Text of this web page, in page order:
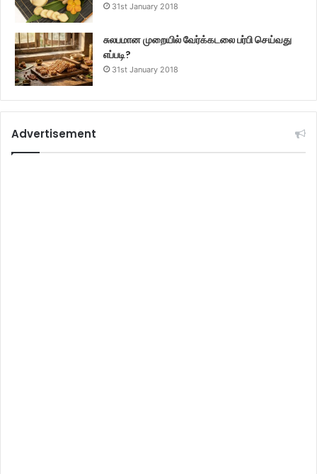
31st January 2018
சுலபமான முறையில் வேர்க்கடலை பர்பி செய்வது
எப்படி?
31st January 2018
Advertisement